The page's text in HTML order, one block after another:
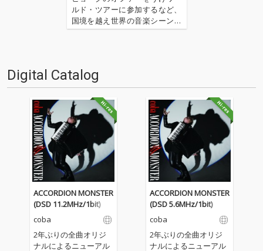
ルド・ツアーに参加するなど、
国境を越え世界の音楽シーンに
影響を与え続けているアコーデ
るプロジェクト「音波少年」の
ために書き下ろしたアコーデ…
Digital Catalog
ACCORDION MONSTER
(DSD 11.2MHz/1bit)
coba
2年ぶりの全曲オリジ
ナルによるニューアル
ACCORDION MONSTER
(DSD 5.6MHz/1bit)
coba
2年ぶりの全曲オリジ
ナルによるニューアル